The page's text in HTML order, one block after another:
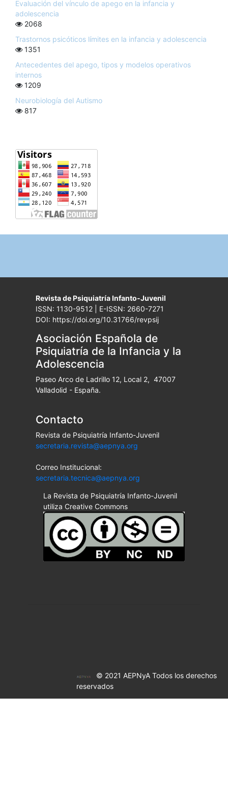
Evaluación del vínculo de apego en la infancia y
adolescencia
2068
Trastornos psicóticos límites en la infancia y adolescencia
1351
Antecedentes del apego, tipos y modelos operativos
internos
1209
Neurobiología del Autismo
817
Revista de Psiquiatría Infanto-Juvenil
ISSN: 1130-9512 | E-ISSN: 2660-7271
DOI: https://doi.org/10.31766/revpsij
Asociación Española de
Psiquiatría de la Infancia y la
Adolescencia
Paseo Arco de Ladrillo 12, Local 2, 47007
Valladolid - España.
Contacto
Revista de Psiquiatría Infanto-Juvenil
secretaria.revista@aepnya.org
Correo Institucional:
secretaria.tecnica@aepnya.org
La Revista de Psiquiatría Infanto-Juvenil
utiliza Creative Commons
© 2021 AEPNyA Todos los derechos
reservados